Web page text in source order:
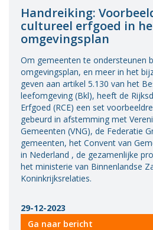
Dossiers
Fotoalbums
Opleidingen
Over
BWT
BMK
Vacatures
Vereniging
BWT
Contact
Handreiking:
cultureel erfgoed in
omgevingsplan
Om gemeenten te ondersteunen
omgevingsplan, en meer in het
geven aan artikel 5.130 van het
leefomgeving (Bkl), heeft de
Erfgoed (RCE) een set
gebeurd in afstemming met
Gemeenten (VNG), de Federatie
gemeenten, het Convent van
in Nederland , de gezamenlijke
het ministerie van Binnenlandse
Koninkrijksrelaties.
29-12-2023
Ga naar bericht